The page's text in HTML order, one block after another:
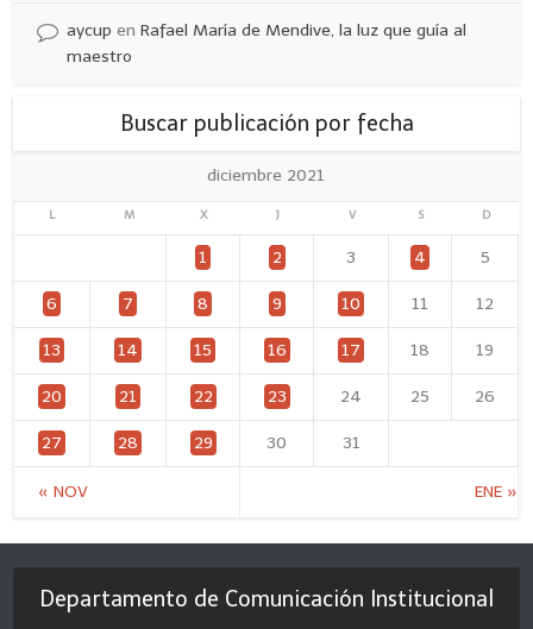
aycup enRafael María de Mendive, la luz que guía al
maestro
Buscar publicación por fecha
diciembre 2021
L M X J V S D
« NOV ENE »
1 2 3 4 5
6 7 8 9 10 11 12
13 14 15 16 17 18 19
20 21 22 23 24 25 26
27 28 29 30 31
Departamento de Comunicación Institucional